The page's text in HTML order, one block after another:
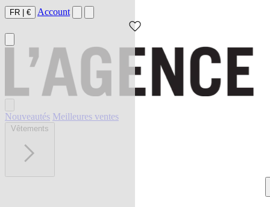
FR € Account
Nouveautés Meilleures ventes
Vêtements